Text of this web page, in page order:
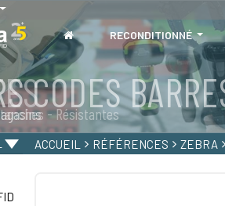
RECONDITIONNÉ
CODES
- Résistantes
ACCUEIL RÉFÉRENCES ZEBRA